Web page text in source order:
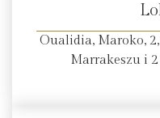
Oualidia, Maroko,
Marrakeszu i